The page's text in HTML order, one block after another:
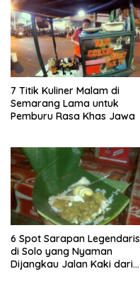
7 Titik Kuliner Malam di
Semarang Lama untuk
Pemburu Rasa Khas Jawa
6 Spot Sarapan Legendaris
di Solo yang Nyaman
Dijangkau Jalan Kaki dari